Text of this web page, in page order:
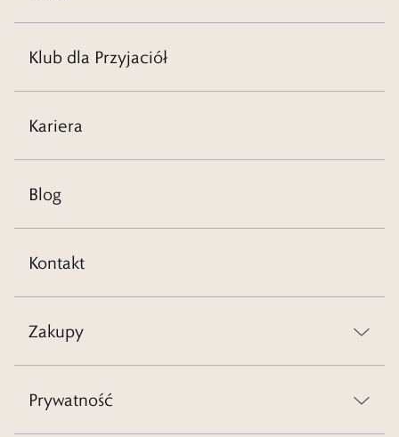
Klub dla Przyjaciół
Kariera
Blog
Kontakt
Zakupy
Prywatność